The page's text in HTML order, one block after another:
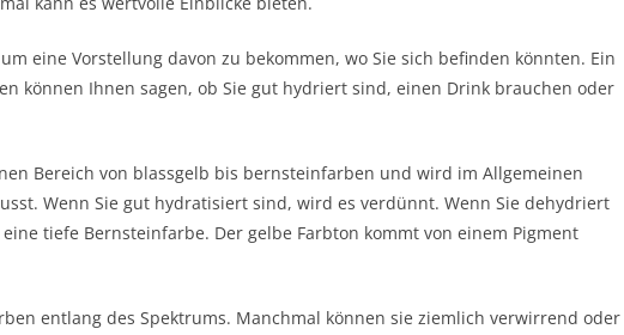
eine Vorstellung davon zu bekommen, wo Sie sich befinden könnten. Ein
können Ihnen sagen, ob Sie gut hydriert sind, einen Drink brauchen oder
Bereich von blassgelb bis bernsteinfarben und wird im Allgemeinen
Wenn Sie gut hydratisiert sind, wird es verdünnt. Wenn Sie dehydriert
tiefe Bernsteinfarbe. Der gelbe Farbton kommt von einem Pigment
entlang des Spektrums. Manchmal können sie ziemlich verwirrend oder